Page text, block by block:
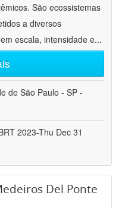
São ecossistemas
a diversos
escala, intensidade e...
de São Paulo - SP -
2023-Thu Dec 31
Del Ponte